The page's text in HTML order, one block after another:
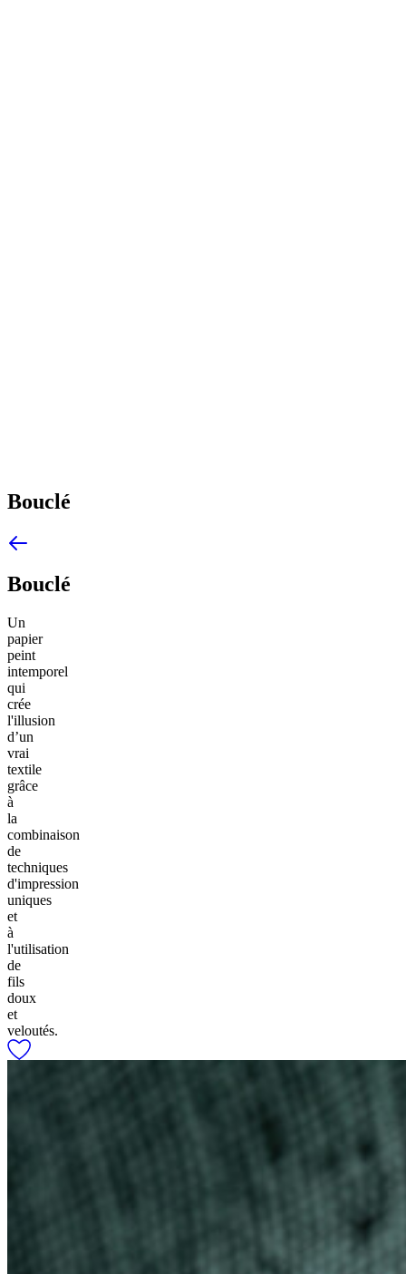
Bouclé
Bouclé
Un
papier
peint
intemporel
qui
crée
l'illusion
d’un
vrai
textile
grâce
à
la
combinaison
de
techniques
d'impression
uniques
et
à
l'utilisation
de
fils
doux
et
veloutés.